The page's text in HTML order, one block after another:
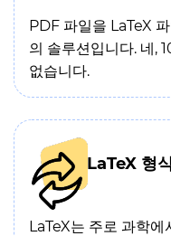
PDF 파일을 LaTeX
의 솔루션입니다. 네,
없습니다.
LaTeX 형식
LaTeX는 주로 과학에